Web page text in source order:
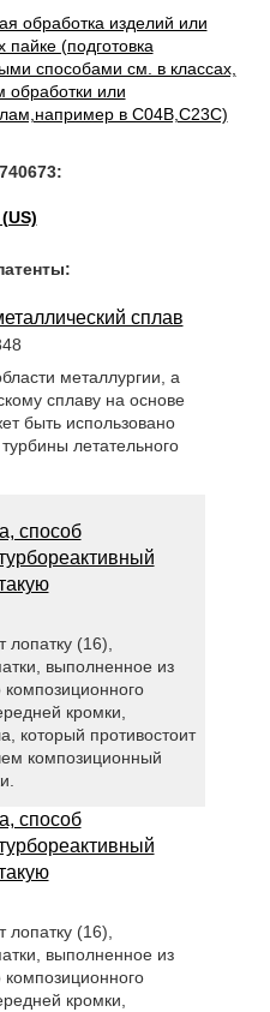
обработка изделий или
(подготовка
способами см. в классах,
обработки или
в C04B,C23C)
сплав
металлургии, а
сплаву на основе
быть использовано
летательного
способ
лопатку (16),
выполненное из
композиционного
кромки,
который противостоит
композиционный
способ
лопатку (16),
выполненное из
композиционного
кромки,